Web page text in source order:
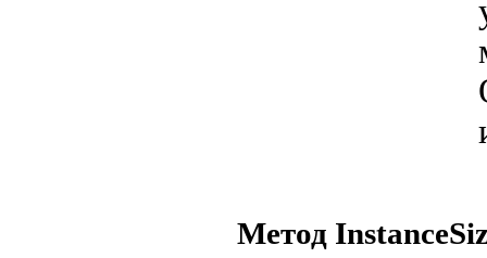
Метод